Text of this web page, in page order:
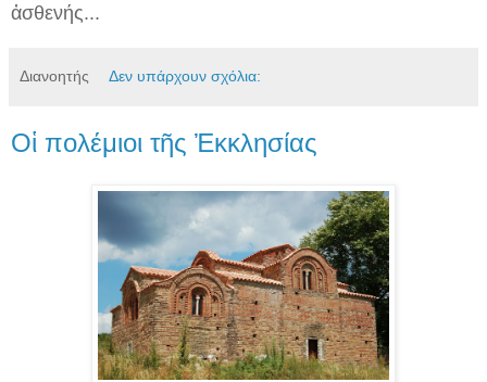
ἀσθενής...
Διανοητής Δεν υπάρχουν σχόλια:
Οἱ πολέμιοι τῆς Ἐκκλησίας